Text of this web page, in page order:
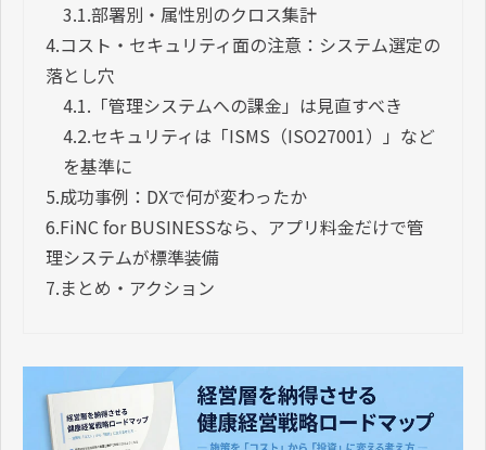
3.1.部署別・属性別のクロス集計
4.コスト・セキュリティ面の注意：システム選定の
落とし穴
4.1. 「管理システムへの課金」は見直すべき
4.2.セキュリティは「ISMS（ISO27001）」など
を基準に
5.成功事例：DXで何が変わったか
6.FiNC for BUSINESSなら、アプリ料金だけで管
理システムが標準装備
7.まとめ・アクション